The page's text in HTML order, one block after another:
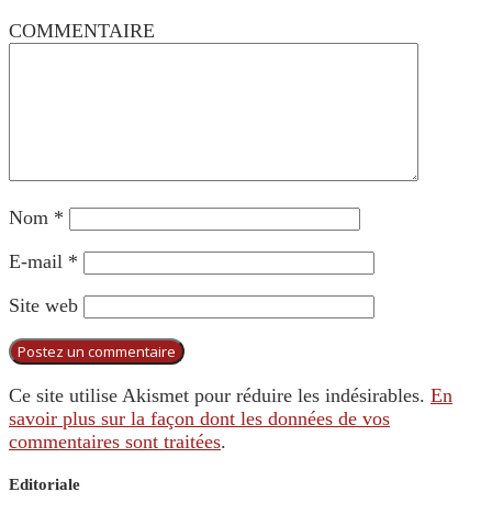
COMMENTAIRE
Nom *
E-mail *
Site web
Ce site utilise Akismet pour réduire les indésirables. En
savoir plus sur la façon dont les données de vos
commentaires sont traitées.
Editoriale